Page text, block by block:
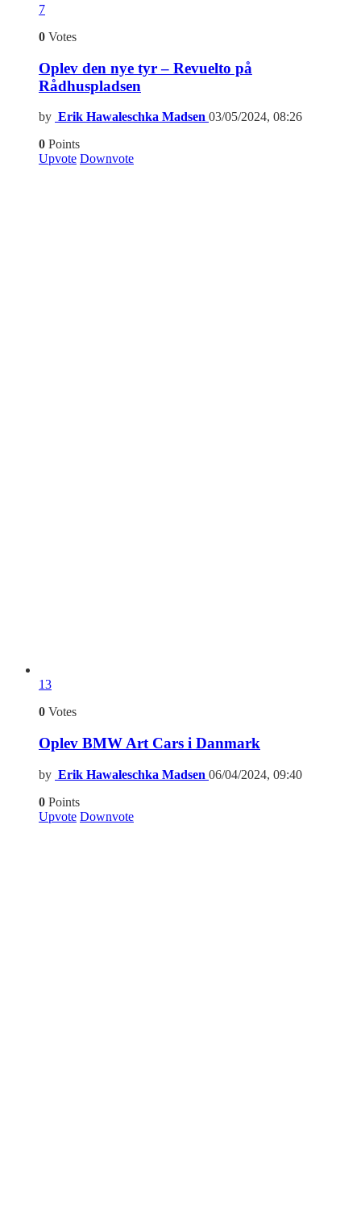
7
0 Votes
Oplev den nye tyr – Revuelto på
Rådhuspladsen
by Erik Hawaleschka Madsen 03/05/2024, 08:26
0 Points
Upvote Downvote
13
0 Votes
Oplev BMW Art Cars i Danmark
by Erik Hawaleschka Madsen 06/04/2024, 09:40
0 Points
Upvote Downvote